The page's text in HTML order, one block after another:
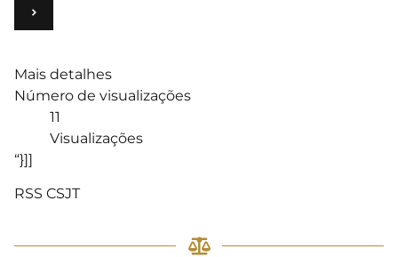
›
Mais detalhes
Número de visualizações
11
Visualizações
“}]]
RSS CSJT